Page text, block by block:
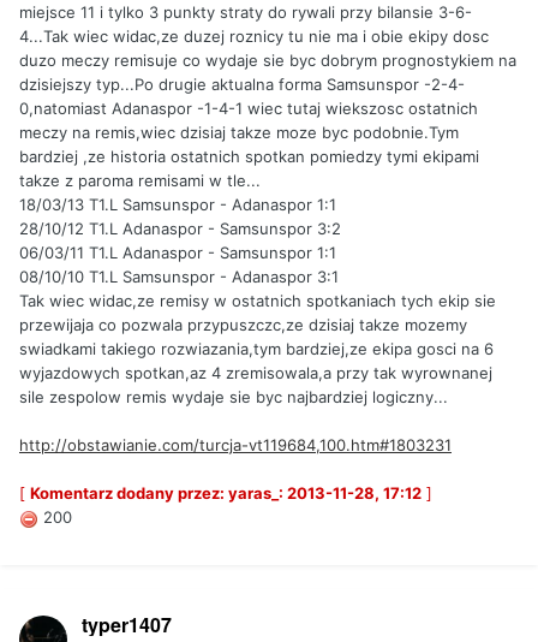
miejsce 11 i tylko 3 punkty straty do rywali przy bilansie 3-6-
4...Tak wiec widac,ze duzej roznicy tu nie ma i obie ekipy dosc
duzo meczy remisuje co wydaje sie byc dobrym prognostykiem na
dzisiejszy typ...Po drugie aktualna forma Samsunspor -2-4-
0,natomiast Adanaspor -1-4-1 wiec tutaj wiekszosc ostatnich
meczy na remis,wiec dzisiaj takze moze byc podobnie.Tym
bardziej ,ze historia ostatnich spotkan pomiedzy tymi ekipami
takze z paroma remisami w tle...
18/03/13 T1.L Samsunspor - Adanaspor 1:1
28/10/12 T1.L Adanaspor - Samsunspor 3:2
06/03/11 T1.L Adanaspor - Samsunspor 1:1
08/10/10 T1.L Samsunspor - Adanaspor 3:1
Tak wiec widac,ze remisy w ostatnich spotkaniach tych ekip sie
przewijaja co pozwala przypuszczc,ze dzisiaj takze mozemy
swiadkami takiego rozwiazania,tym bardziej,ze ekipa gosci na 6
wyjazdowych spotkan,az 4 zremisowala,a przy tak wyrownanej
sile zespolow remis wydaje sie byc najbardziej logiczny...
http://obstawianie.com/turcja-vt119684,100.htm#1803231
[ Komentarz dodany przez: yaras_: 2013-11-28, 17:12 ]
200
typer1407